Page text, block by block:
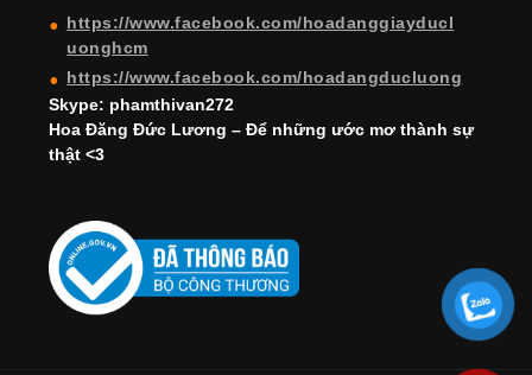
https://www.facebook.com/hoadanggiayducl
uonghcm
https://www.facebook.com/hoadangducluong
Skype: phamthivan272
Hoa Đăng Đức Lương – Để những ước mơ thành sự
thật <3